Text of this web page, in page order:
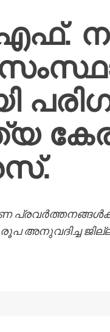
രൂപ അനുവദിച്ച